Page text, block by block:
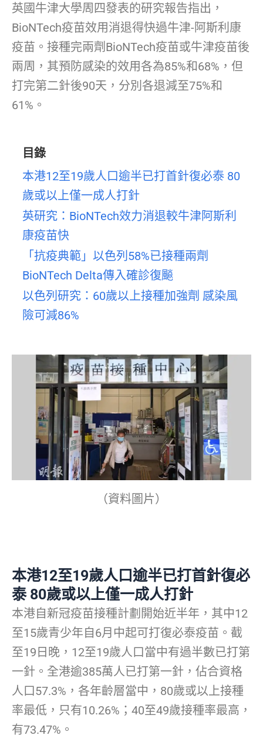
英國牛津大學周四發表的研究報告指出，
BioNTech疫苗效用消退得快過牛津-阿斯利康
疫苗。接種完兩劑BioNTech疫苗或牛津疫苗後
兩周，其預防感染的效用各為85%和68%，但
打完第二針後90天，分別各退減至75%和
61%。
目錄
本港12至19歲人口逾半已打首針復必泰 80
歲或以上僅一成人打針
英研究：BioNTech效力消退較牛津阿斯利
康疫苗快
「抗疫典範」以色列58%已接種兩劑
BioNTech Delta傳入確診復飈
以色列研究：60歲以上接種加強劑 感染風
險可減86%
（資料圖片）
本港12至19歲人口逾半已打首針復必
泰 80歲或以上僅一成人打針
本港自新冠疫苗接種計劃開始近半年，其中12
至15歲青少年自6月中起可打復必泰疫苗。截
至19日晚，12至19歲人口當中有過半數已打第
一針。全港逾385萬人已打第一針，佔合資格
人口57.3%，各年齡層當中，80歲或以上接種
率最低，只有10.26%；40至49歲接種率最高，
有73.47%。